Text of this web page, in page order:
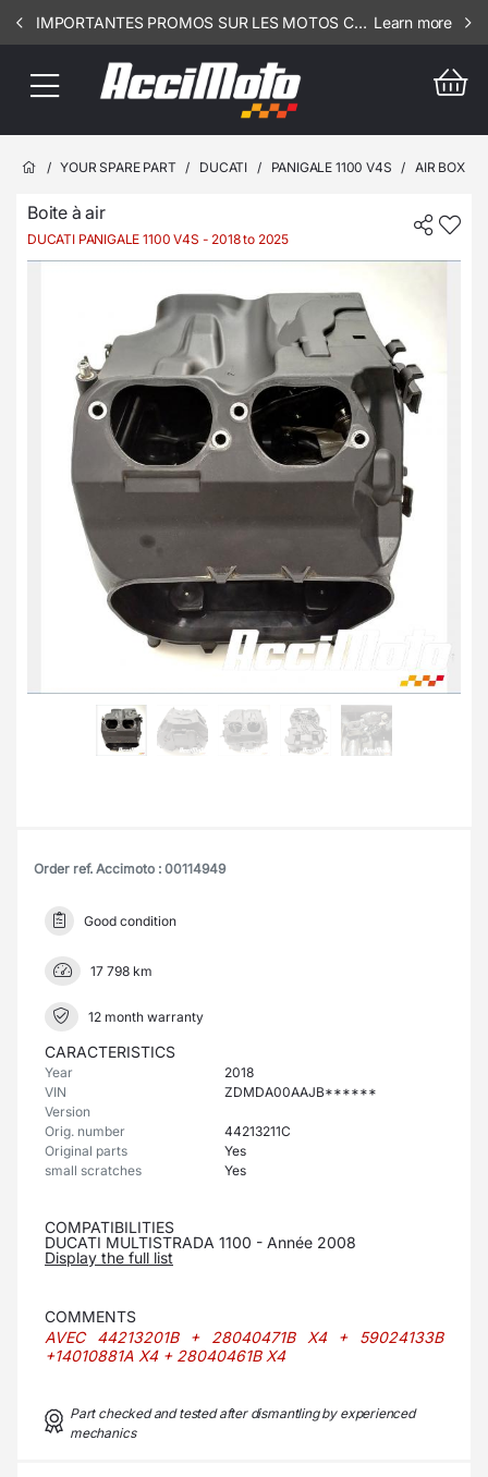
IMPORTANTES PROMOS SUR LES MOTOS COMPLETES !!! CONSULTEZ NOS ANNONCES ----- MOTO - RSV - 3107 Learn more
/ YOUR SPARE PART / DUCATI / PANIGALE 1100 V4S / AIR BOX
Boite à air
DUCATI PANIGALE 1100 V4S - 2018 to 2025
Order ref. Accimoto : 00114949
Good condition
17 798 km
12 month warranty
CARACTERISTICS
Year
2018
VIN
ZDMDA00AAJB******
Version
Orig. number
44213211C
Original parts
Yes
small scratches
Yes
COMPATIBILITIES
DUCATI MULTISTRADA 1100 - Année 2008
Display the full list
COMMENTS
AVEC 44213201B + 28040471B X4 + 59024133B
+14010881A X4 + 28040461B X4
Part checked and tested after dismantling by experienced
mechanics